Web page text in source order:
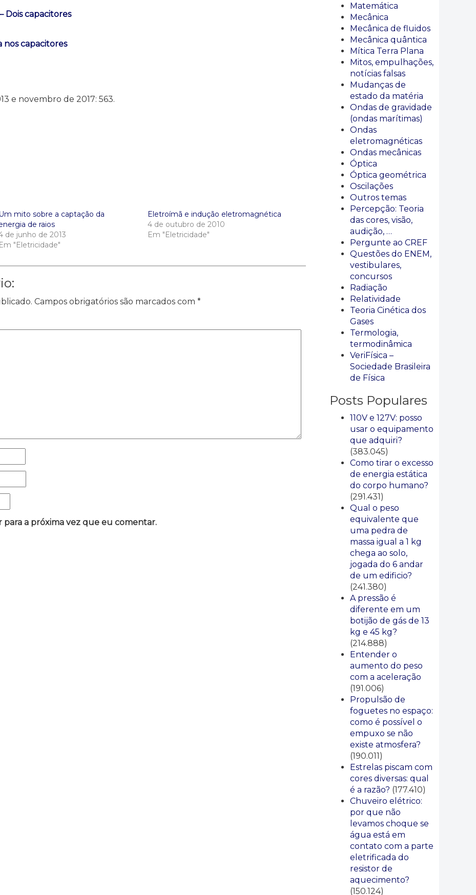
Dois capacitores
nos capacitores
e novembro de 2017: 563.
mito sobre a captação da
de raios
de junho de 2013
Em "Eletricidade"
Eletroímã e indução eletromagnética
4 de outubro de 2010
Em "Eletricidade"
Campos obrigatórios são marcados com *
a próxima vez que eu comentar.
Matemática
Mecânica
Mecânica de fluidos
Mecânica quântica
Mítica Terra Plana
Mitos, empulhações,
notícias falsas
Mudanças de
estado da matéria
Ondas de gravidade
(ondas marítimas)
Ondas
eletromagnéticas
Ondas mecânicas
Óptica
Óptica geométrica
Oscilações
Outros temas
Percepção: Teoria
das cores, visão,
audição, …
Pergunte ao CREF
Questões do ENEM,
vestibulares,
concursos
Radiação
Relatividade
Teoria Cinética dos
Gases
Termologia,
termodinâmica
VeriFísica –
Sociedade Brasileira
de Física
Posts Populares
110V e 127V: posso
usar o equipamento
que adquiri?
(383.045)
Como tirar o excesso
de energia estática
do corpo humano?
(291.431)
Qual o peso
equivalente que
uma pedra de
massa igual a 1 kg
chega ao solo,
jogada do 6 andar
de um edificio?
(241.380)
A pressão é
diferente em um
botijão de gás de 13
kg e 45 kg?
(214.888)
Entender o
aumento do peso
com a aceleração
(191.006)
Propulsão de
foguetes no espaço:
como é possível o
empuxo se não
existe atmosfera?
(190.011)
Estrelas piscam com
cores diversas: qual
é a razão? (177.410)
Chuveiro elétrico:
por que não
levamos choque se
água está em
contato com a parte
eletrificada do
resistor de
aquecimento?
(150.124)